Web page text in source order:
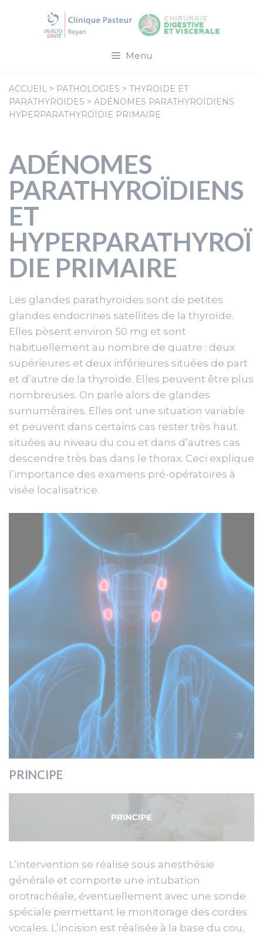
Menu
ACCUEIL > PATHOLOGIES > THYROIDE ET
PARATHYROIDES > ADÉNOMES PARATHYROÏDIENS
HYPERPARATHYROÏDIE PRIMAIRE
ADÉNOMES
PARATHYROÏDIENS
ET
HYPERPARATHYROÏ
DIE PRIMAIRE
Les glandes parathyroïdes sont de petites
glandes endocrines satellites de la thyroïde.
Elles pèsent environ 50 mg et sont
habituellement au nombre de quatre : deux
supérieures et deux inférieures situées de part
et d’autre de la thyroïde. Elles peuvent être plus
nombreuses. On parle alors de glandes
surnuméraires. Elles ont une situation variable
et peuvent dans certains cas rester très haut
situées au niveau du cou et dans d’autres cas
descendre très bas dans le thorax. Ceci explique
l’importance des examens pré-opératoires à
visée localisatrice.
PRINCIPE
L’intervention se réalise sous anesthésie
générale et comporte une intubation
orotrachéale, éventuellement avec une sonde
spéciale permettant le monitorage des cordes
vocales. L’incision est réalisée à la base du cou,